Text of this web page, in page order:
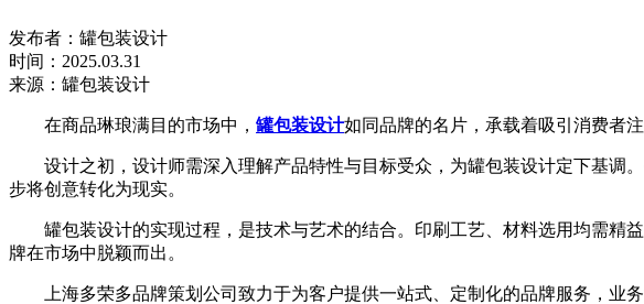
发布者：罐包装设计
时间：2025.03.31
来源：罐包装设计
在商品琳琅满目的市场中， 罐包装设计如同品牌的名片，承载着吸引消费者
设计之初，设计师需深入理解产品特性与目标受众，为罐包装设计定下基调
步将创意转化为现实。
罐包装设计的实现过程，是技术与艺术的结合。印刷工艺、材料选用均需精
牌在市场中脱颖而出。
上海多荣多品牌策划公司致力于为客户提供一站式、定制化的品牌服务，业